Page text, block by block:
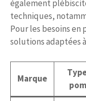
également
techniques,
Pour les besoins en
solutions adaptées
Marque